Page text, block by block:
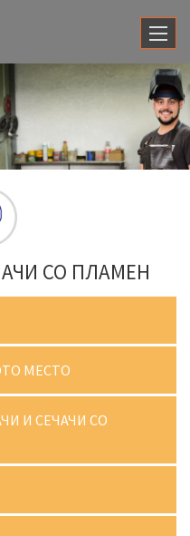
СО ПЛАМЕН
МЕСТО
И СЕЧАЧИ СО